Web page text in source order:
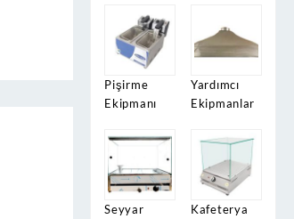
Pişirme
Ekipmanı
Yardımcı
Ekipmanlar
Seyyar
Kafeterya